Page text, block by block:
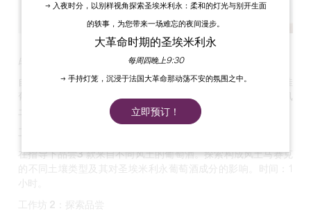
由酿酒师带领葡萄酒爱好者进行主题品酒。
自 1955 年起，圣埃米利永（Saint-Emilion）葡萄园对其最佳
葡萄酒的分级进行了修订。探索不同的葡萄酒，了解更多关于风
土的信息，这对圣埃米利永葡萄酒的酿造至关重要。
在指导下品尝3 款来自不同风土的葡萄酒。探索构成风土马赛克
的不同土壤类型及其对圣埃米利永葡萄酒成分的影响。时间：1
小时。
工作坊 2：探索品尝
→ 入夜时分，以别样视角探索圣埃米利永：柔和的灯光与别开生面
的轶事，为您带来一场难忘的夜间漫步。
大革命时期的圣埃米利永
每周四晚上9:30
→ 手持灯笼，沉浸于法国大革命那动荡不安的氛围之中。
立即预订！